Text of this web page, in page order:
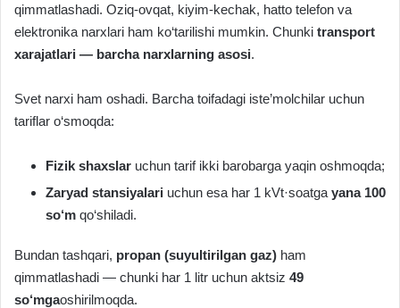
qimmatlashadi. Oziq-ovqat, kiyim-kechak, hatto telefon va
elektronika narxlari ham ko‘tarilishi mumkin. Chunki transport
xarajatlari — barcha narxlarning asosi.
Svet narxi ham oshadi. Barcha toifadagi iste’molchilar uchun
tariflar o‘smoqda:
Fizik shaxslar uchun tarif ikki barobarga yaqin oshmoqda;
Zaryad stansiyalari uchun esa har 1 kVt·soatga yana 100
so‘m qo‘shiladi.
Bundan tashqari, propan (suyultirilgan gaz) ham
qimmatlashadi — chunki har 1 litr uchun aktsiz 49
so‘mgaoshirilmoqda.